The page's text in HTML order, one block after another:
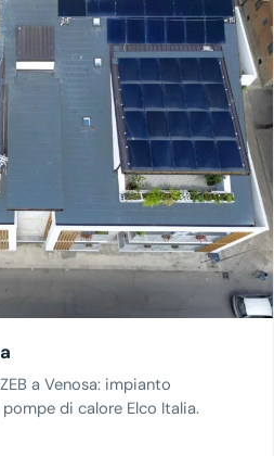
a Venosa: impianto
di calore Elco Italia.